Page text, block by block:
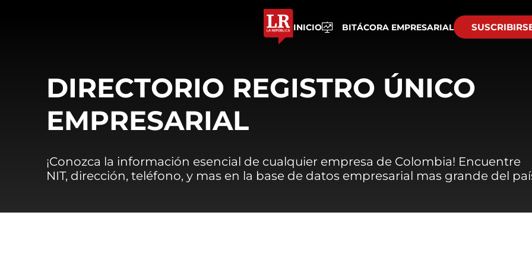
INICIO BITÁCORA EMPRESARIAL
DIRECTORIO REGISTRO ÚNICO
EMPRESARIAL
¡Conozca la información esencial de cualquier empresa de Colombia! Encuentre
NIT, dirección, teléfono, y mas en la base de datos empresarial mas grande del